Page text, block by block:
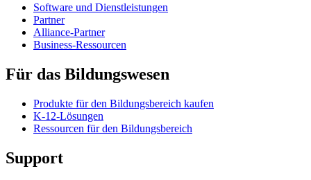
Software und Dienstleistungen
Partner
Alliance-Partner
Business-Ressourcen
Für das Bildungswesen
Produkte für den Bildungsbereich kaufen
K-12-Lösungen
Ressourcen für den Bildungsbereich
Support